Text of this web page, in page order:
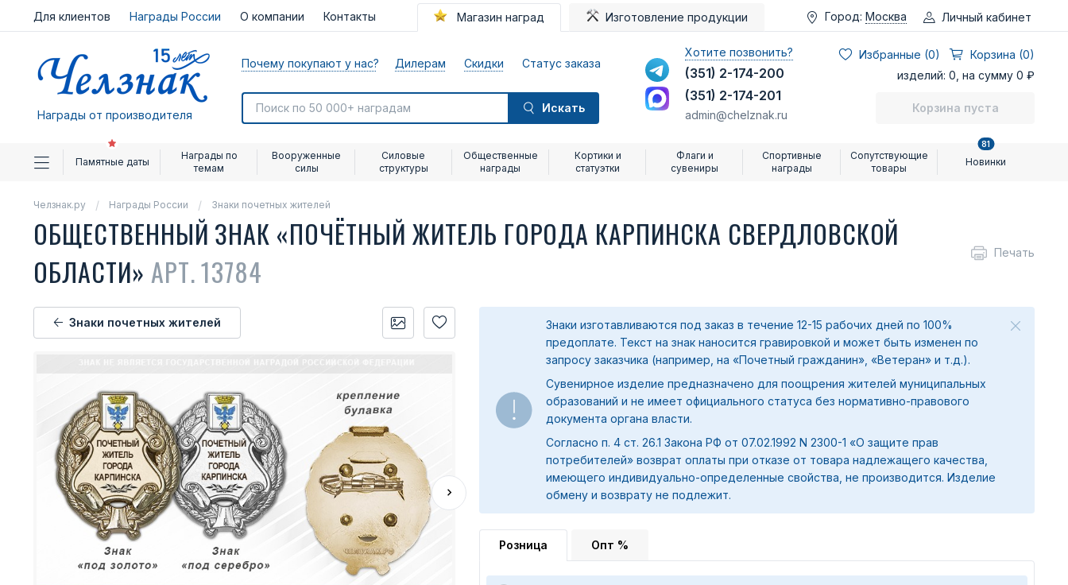
Для клиентов Награды России О компании Контакты Магазин наград Изготовление продукции Город: Москва Личный кабинет
Награды от производителя
Почему покупают у нас? Дилерам Скидки Статус заказа
Искать
Хотите позвонить?
(351) 2-174-200
(351) 2-174-201
admin@chelznak.ru
Избранные (0)
Корзина (0)
изделий: 0, на сумму 0 ₽
Корзина пуста
Памятные даты
Награды по
темам
Вооруженные
силы
Силовые
структуры
Общественные
награды
Кортики и
статуэтки
Флаги и
сувениры
Спортивные
награды
Сопутствующие
товары
Новинки
81
Челзнак.ру Награды России Знаки почетных жителей
ОБЩЕСТВЕННЫЙ ЗНАК «ПОЧЁТНЫЙ ЖИТЕЛЬ ГОРОДА КАРПИНСКА СВЕРДЛОВСКОЙ
ОБЛАСТИ» АРТ. 13784
Печать
Знаки почетных жителей
Знаки изготавливаются под заказ в течение 12-15 рабочих дней по 100%
предоплате. Текст на знак наносится гравировкой и может быть изменен по
запросу заказчика (например, на «Почетный гражданин», «Ветеран» и т.д.).
Сувенирное изделие предназначено для поощрения жителей муниципальных
образований и не имеет официального статуса без нормативно-правового
документа органа власти.
Согласно п. 4 ст. 26.1 Закона РФ от 07.02.1992 N 2300-1 «О защите прав
потребителей» возврат оплаты при отказе от товара надлежащего качества,
имеющего индивидуально-определенные свойства, не производится. Изделие
обмену и возврату не подлежит.
Розница Опт %